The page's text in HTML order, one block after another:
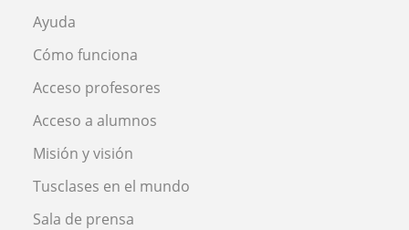
Ayuda
Cómo funciona
Acceso profesores
Acceso a alumnos
Misión y visión
Tusclases en el mundo
Sala de prensa